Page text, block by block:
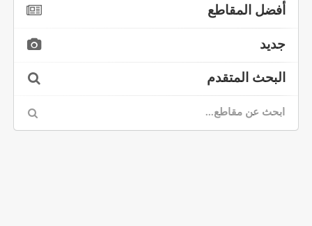
أفضل المقاطع
جديد
البحث المتقدم